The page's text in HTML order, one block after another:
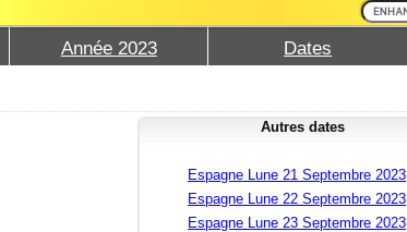
Année 2023 Dates
Autres dates
Espagne Lune 21 Septembre 2023
Espagne Lune 22 Septembre 2023
Espagne Lune 23 Septembre 2023